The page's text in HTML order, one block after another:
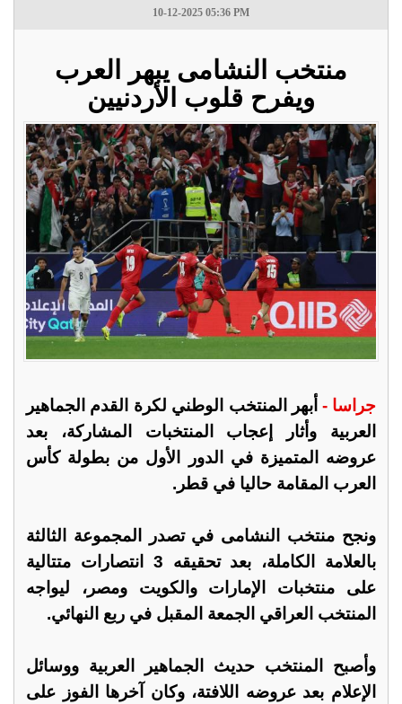
10-12-2025 05:36 PM
منتخب النشامى يبهر العرب
ويفرح قلوب الأردنيين
جراسا - أبهر المنتخب الوطني لكرة القدم الجماهير
العربية وأثار إعجاب المنتخبات المشاركة، بعد
عروضه المتميزة في الدور الأول من بطولة كأس
العرب المقامة حاليا في قطر.
ونجح منتخب النشامى في تصدر المجموعة الثالثة
بالعلامة الكاملة، بعد تحقيقه 3 انتصارات متتالية
على منتخبات الإمارات والكويت ومصر، ليواجه
المنتخب العراقي الجمعة المقبل في ربع النهائي.
وأصبح المنتخب حديث الجماهير العربية ووسائل
الإعلام بعد عروضه اللافتة، وكان آخرها الفوز على